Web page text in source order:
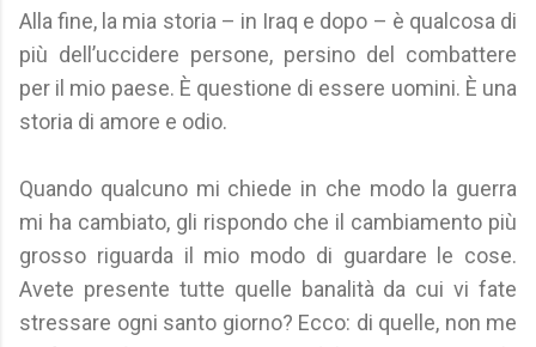
Alla fine, la mia storia – in Iraq e dopo – è qualcosa di
più dell’uccidere persone, persino del combattere
per il mio paese. È questione di essere uomini. È una
storia di amore e odio.
Quando qualcuno mi chiede in che modo la guerra
mi ha cambiato, gli rispondo che il cambiamento più
grosso riguarda il mio modo di guardare le cose.
Avete presente tutte quelle banalità da cui vi fate
stressare ogni santo giorno? Ecco: di quelle, non me